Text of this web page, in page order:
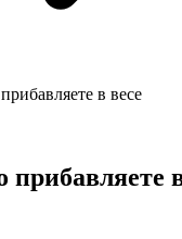
в весе